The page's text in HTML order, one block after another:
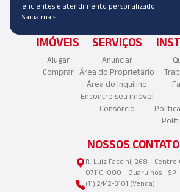
eficientes e atendimento personalizado.
Saiba mais
IMÓVEIS
Alugar
Comprar
SERVIÇOS
Anunciar
Área do Proprietário
Área do Inquilino
Encontre seu imóvel
Consórcio
NOSSOS
R. Luiz Faccini, 268 - Centro
07110-000 - Guarulhos - SP
(11) 2442-3101 (Venda)